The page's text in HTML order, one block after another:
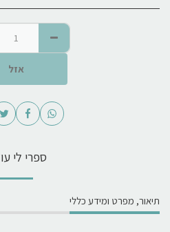
אזל
ספרי לי
תיאור, מפרט ומידע כללי